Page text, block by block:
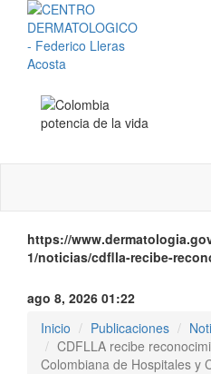
https://
1/noticias/cdflla-recibe-
ago 8, 2026 01:22
Inicio
Publicaciones
CDFLLA recibe
Colombiana de Hospitales y